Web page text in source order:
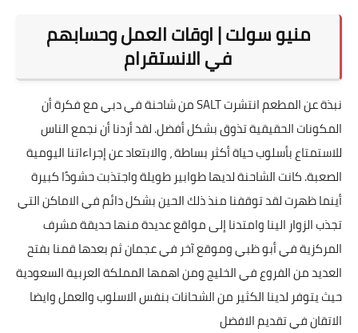
منيو سولت | اوقات العمل وحسابهم
في الانستقرام
نبذة عن المطعم انتشرت SALT من شاحنة في دبي مع فكرة أن
المكونات الحقيقية تذوق بشكل أفضل. لقد أردنا أن نجمع الناس
للاستمتاع بأسلوب حياة أكثر بساطة ، والابتعاد عن إجراءاتنا اليومية
الصعبة. كانت الشاحنة لديها طوابير طويلة واجتذبت حشودًا كبيرة
أينما ظهرت لقد توقفنا منذ ذلك الحين بشكل دائم في الاماكن التي
تجذب الزوار الينا وامتدنا إلى مواقع عديدة منها حديقة مشرف
المركزية في أبو ظبي وموقع آخر في عجمان ثم بعدها قمنا بفتح
العديد من الفروع في الخليج ومن اهمها المملكة العربية السعودية
حيث يتوفر لدينا الكثير من الشحانات بنفس الاسلوب والعمل وايضا
الاتقان في تقديم الافضل